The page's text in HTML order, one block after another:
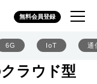
無料会員登録
6G IoT 通
ラウド型